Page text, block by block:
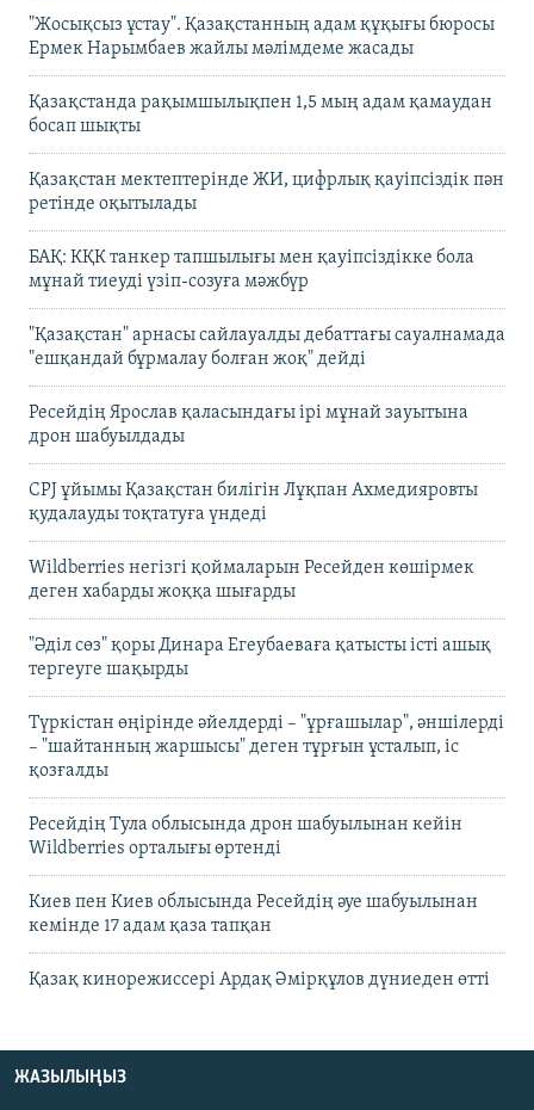
"Жосықсыз ұстау". Қазақстанның адам құқығы бюросы
Ермек Нарымбаев жайлы мәлімдеме жасады
Қазақстанда рақымшылықпен 1,5 мың адам қамаудан
босап шықты
Қазақстан мектептерінде ЖИ, цифрлық қауіпсіздік пән
ретінде оқытылады
БАҚ: КҚК танкер тапшылығы мен қауіпсіздікке бола
мұнай тиеуді үзіп-созуға мәжбүр
"Қазақстан" арнасы сайлауалды дебаттағы сауалнамада
"ешқандай бұрмалау болған жоқ" дейді
Ресейдің Ярослав қаласындағы ірі мұнай зауытына
дрон шабуылдады
CPJ ұйымы Қазақстан билігін Лұқпан Ахмедияровты
қудалауды тоқтатуға үндеді
Wildberries негізгі қоймаларын Ресейден көшірмек
деген хабарды жоққа шығарды
"Әділ сөз" қоры Динара Егеубаеваға қатысты істі ашық
тергеуге шақырды
Түркістан өңірінде әйелдерді – "ұрғашылар", әншілерді
– "шайтанның жаршысы" деген тұрғын ұсталып, іс
қозғалды
Ресейдің Тула облысында дрон шабуылынан кейін
Wildberries орталығы өртенді
Киев пен Киев облысында Ресейдің әуе шабуылынан
кемінде 17 адам қаза тапқан
Қазақ кинорежиссері Ардақ Әмірқұлов дүниеден өтті
ЖАЗЫЛЫҢЫЗ